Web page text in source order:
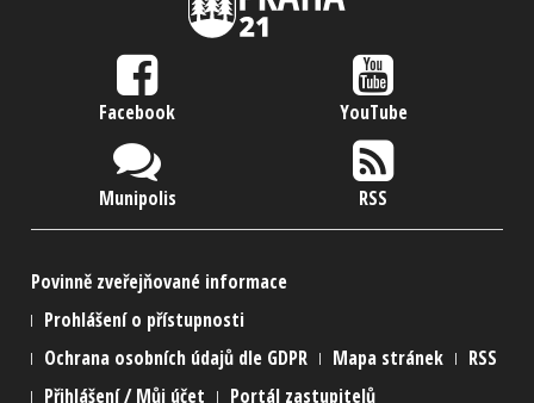
Facebook YouTube
Munipolis RSS
Povinně zveřejňované informace
Prohlášení o přístupnosti
Ochrana osobních údajů dle GDPR
Mapa stránek
RSS
Přihlášení / Můj účet
Portál zastupitelů